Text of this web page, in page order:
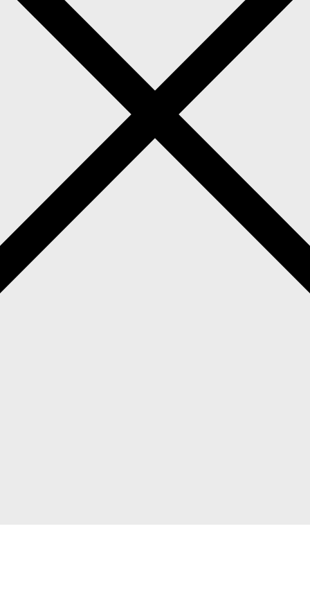
Hochzeitsfotograf in Wolfsburg
in Wolfsburg?
> Wir sind Lara &
Hochzeitsplanung und seid auf der Suche
unser Leben, sondern auch unsere absolute
zwei verliebte Menschen an ihrem
festzuhalten.
ihr es euch wünscht, möchten wir unsere
rund um eure Trauung und die anschließende Feier.